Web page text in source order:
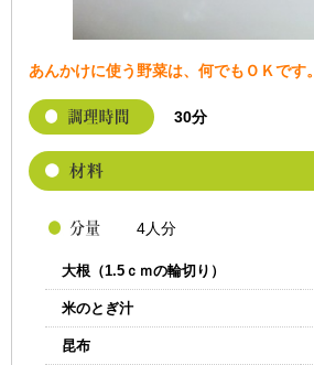
あんかけに使う野菜は、何でもＯＫです。
30分
4人分
大根（1.5ｃｍの輪切り）
米のとぎ汁
昆布